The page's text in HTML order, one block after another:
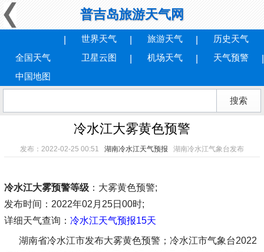
普吉岛旅游天气网
全国天气
世界天气 旅游天气
历史天气
卫星云图
机场天气
天气预警
中国地图
冷水江大雾黄色预警
发布：2022-02-25 00:51 湖南冷水江天气预报 湖南冷水江气象台发布
冷水江大雾预警等级：大雾黄色预警;
发布时间 ：2022年02月25日00时;
详细天气查询： 冷水江天气预报15天
湖南省冷水江市发布大雾黄色预警；冷水江市气象台2022